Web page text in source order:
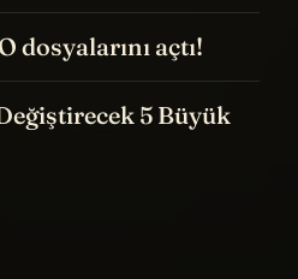
dosyalarını açtı!
5 Büyük